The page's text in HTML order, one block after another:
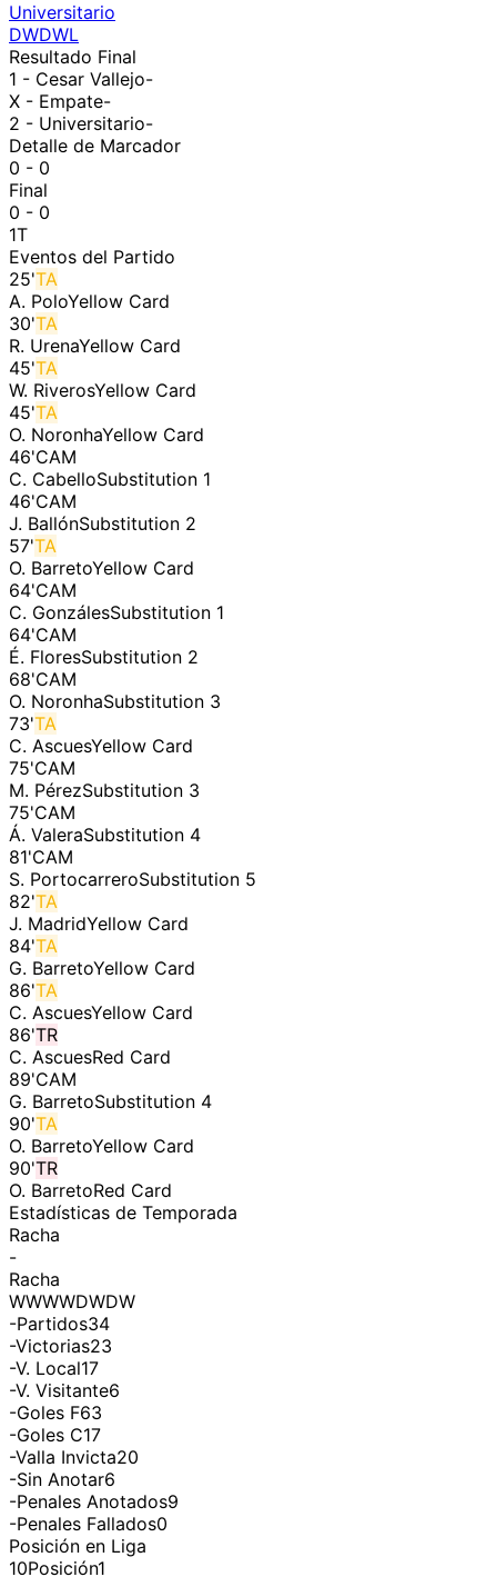
Universitario
DWDWL
Resultado Final
1 - Cesar Vallejo-
X - Empate-
2 - Universitario-
Detalle de Marcador
0 - 0
Final
0 - 0
1T
Eventos del Partido
25'TA
A. PoloYellow Card
30'TA
R. UrenaYellow Card
45'TA
W. RiverosYellow Card
45'TA
O. NoronhaYellow Card
46'CAM
C. CabelloSubstitution 1
46'CAM
J. BallónSubstitution 2
57'TA
O. BarretoYellow Card
64'CAM
C. GonzálesSubstitution 1
64'CAM
É. FloresSubstitution 2
68'CAM
O. NoronhaSubstitution 3
73'TA
C. AscuesYellow Card
75'CAM
M. PérezSubstitution 3
75'CAM
Á. ValeraSubstitution 4
81'CAM
S. PortocarreroSubstitution 5
82'TA
J. MadridYellow Card
84'TA
G. BarretoYellow Card
86'TA
C. AscuesYellow Card
86'TR
C. AscuesRed Card
89'CAM
G. BarretoSubstitution 4
90'TA
O. BarretoYellow Card
90'TR
O. BarretoRed Card
Estadísticas de Temporada
Racha
-
Racha
WWWWDWDW
-Partidos34
-Victorias23
-V. Local17
-V. Visitante6
-Goles F63
-Goles C17
-Valla Invicta20
-Sin Anotar6
-Penales Anotados9
-Penales Fallados0
Posición en Liga
10Posición1